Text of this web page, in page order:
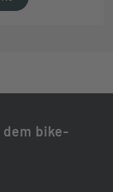
bike-